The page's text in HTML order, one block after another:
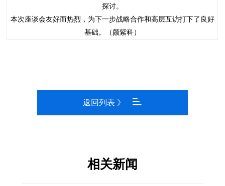
探讨。
本次座谈会友好而热烈，为下一步战略合作和高层互访打下了良好
基础。（颜紫科）
返回列表 》
相关新闻